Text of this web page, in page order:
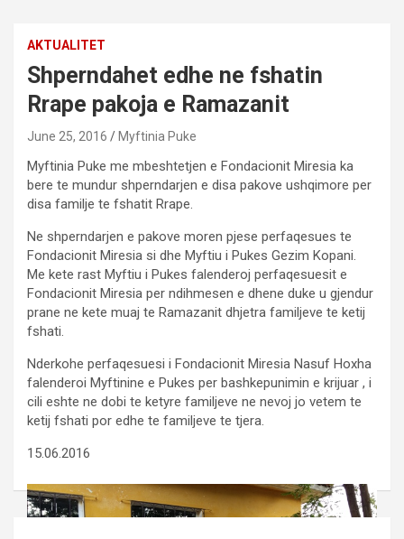
AKTUALITET
Shperndahet edhe ne fshatin
Rrape pakoja e Ramazanit
June 25, 2016 Myftinia Puke
Myftinia Puke me mbeshtetjen e Fondacionit Miresia ka
bere te mundur shperndarjen e disa pakove ushqimore per
disa familje te fshatit Rrape.
Ne shperndarjen e pakove moren pjese perfaqesues te
Fondacionit Miresia si dhe Myftiu i Pukes Gezim Kopani.
Me kete rast Myftiu i Pukes falenderoj perfaqesuesit e
Fondacionit Miresia per ndihmesen e dhene duke u gjendur
prane ne kete muaj te Ramazanit dhjetra familjeve te ketij
fshati.
Nderkohe perfaqesuesi i Fondacionit Miresia Nasuf Hoxha
falenderoi Myftinine e Pukes per bashkepunimin e krijuar , i
cili eshte ne dobi te ketyre familjeve ne nevoj jo vetem te
ketij fshati por edhe te familjeve te tjera.
15.06.2016